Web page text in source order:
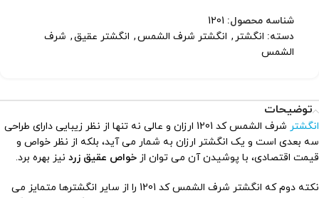
شناسه محصول: 1201
دسته: انگشتر , انگشتر شرف الشمس, انگشتر عقیق, شرف
الشمس
توضیحات
انگشتر
شرف الشمس کد 1201 ارزان و عالی نه تنها از نظر زیبایی دارای طراحی
سه بعدی است و یک انگشتر ارزان به شمار می آید، بلکه از نظر خواص و
قیمت اقتصادی، با پوشیدن آن می توان از خواص عقیق زرد نیز بهره برد.
نکته دوم که انگشتر شرف الشمس کد 1201 را از سایر انگشترها متمایز می